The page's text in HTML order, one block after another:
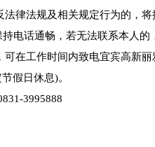
律法规及相关规定行为的，将
电话通畅，若无法联系本人
可在工作时间内致电宜宾高新
假日休息)。
3995888